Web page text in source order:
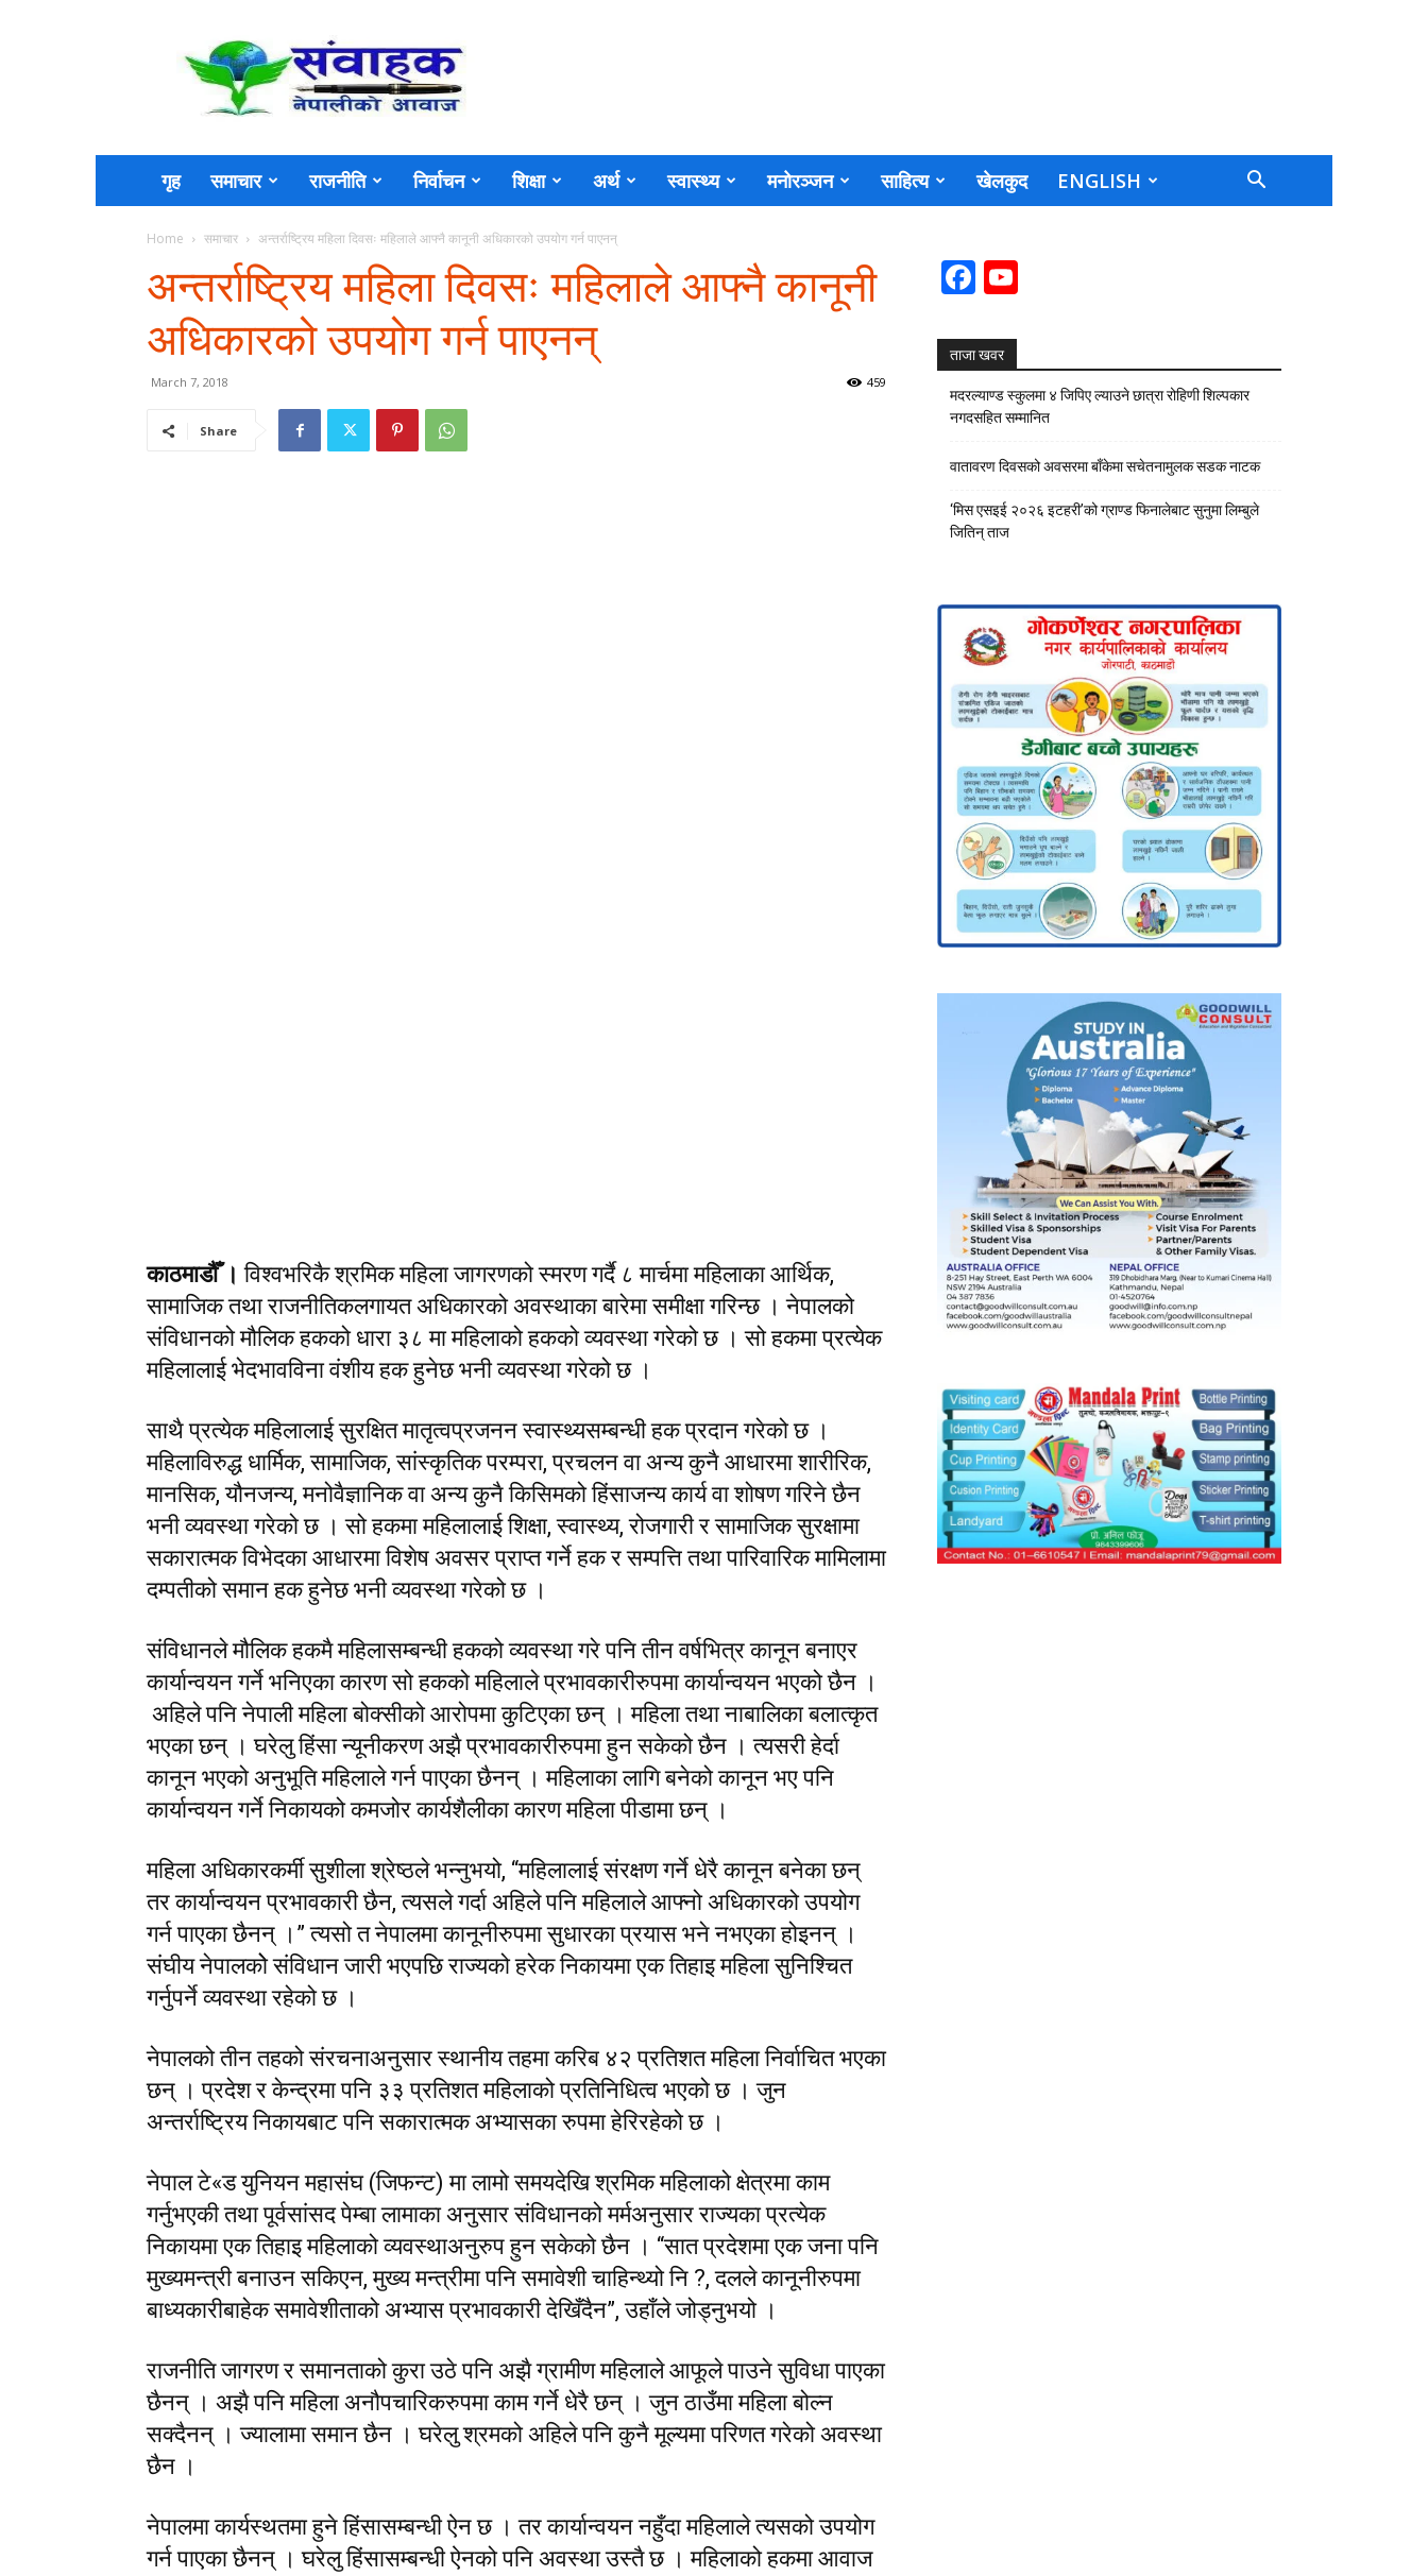
Sambahak
गृह समाचार राजनीति निर्वाचन शिक्षा अर्थ स्वास्थ्य मनोरञ्जन साहित्य खेलकुद ENGLISH
Home समाचार अन्तर्राष्ट्रिय महिला दिवसः महिलाले आफ्नै कानूनी अधिकारको उपयोग गर्न पाएनन्
अन्तर्राष्ट्रिय महिला दिवसः महिलाले आफ्नै कानूनी
अधिकारको उपयोग गर्न पाएनन्
March 7, 2018 459
Share
काठमाडौँ । विश्वभरिकै श्रमिक महिला जागरणको स्मरण गर्दै ८ मार्चमा महिलाका आर्थिक,
सामाजिक तथा राजनीतिकलगायत अधिकारको अवस्थाका बारेमा समीक्षा गरिन्छ । नेपालको
संविधानको मौलिक हकको धारा ३८ मा महिलाको हकको व्यवस्था गरेको छ । सो हकमा प्रत्येक
महिलालाई भेदभावविना वंशीय हक हुनेछ भनी व्यवस्था गरेको छ ।
साथै प्रत्येक महिलालाई सुरक्षित मातृत्वप्रजनन स्वास्थ्यसम्बन्धी हक प्रदान गरेको छ ।
महिलाविरुद्ध धार्मिक, सामाजिक, सांस्कृतिक परम्परा, प्रचलन वा अन्य कुनै आधारमा शारीरिक,
मानसिक, यौनजन्य, मनोवैज्ञानिक वा अन्य कुनै किसिमको हिंसाजन्य कार्य वा शोषण गरिने छैन
भनी व्यवस्था गरेको छ । सो हकमा महिलालाई शिक्षा, स्वास्थ्य, रोजगारी र सामाजिक सुरक्षामा
सकारात्मक विभेदका आधारमा विशेष अवसर प्राप्त गर्ने हक र सम्पत्ति तथा पारिवारिक मामिलामा
दम्पतीको समान हक हुनेछ भनी व्यवस्था गरेको छ ।
संविधानले मौलिक हकमै महिलासम्बन्धी हकको व्यवस्था गरे पनि तीन वर्षभित्र कानून बनाएर
कार्यान्वयन गर्ने भनिएका कारण सो हकको महिलाले प्रभावकारीरुपमा कार्यान्वयन भएको छैन ।
अहिले पनि नेपाली महिला बोक्सीको आरोपमा कुटिएका छन् । महिला तथा नाबालिका बलात्कृत
भएका छन् । घरेलु हिंसा न्यूनीकरण अझै प्रभावकारीरुपमा हुन सकेको छैन । त्यसरी हेर्दा
कानून भएको अनुभूति महिलाले गर्न पाएका छैनन् । महिलाका लागि बनेको कानून भए पनि
कार्यान्वयन गर्ने निकायको कमजोर कार्यशैलीका कारण महिला पीडामा छन् ।
महिला अधिकारकर्मी सुशीला श्रेष्ठले भन्नुभयो, “महिलालाई संरक्षण गर्ने धेरै कानून बनेका छन्
तर कार्यान्वयन प्रभावकारी छैन, त्यसले गर्दा अहिले पनि महिलाले आफ्नो अधिकारको उपयोग
गर्न पाएका छैनन् ।” त्यसो त नेपालमा कानूनीरुपमा सुधारका प्रयास भने नभएका होइनन् ।
संघीय नेपालकोे संविधान जारी भएपछि राज्यको हरेक निकायमा एक तिहाइ महिला सुनिश्चित
गर्नुपर्ने व्यवस्था रहेको छ ।
नेपालको तीन तहको संरचनाअनुसार स्थानीय तहमा करिब ४२ प्रतिशत महिला निर्वाचित भएका
छन् । प्रदेश र केन्द्रमा पनि ३३ प्रतिशत महिलाको प्रतिनिधित्व भएको छ । जुन
अन्तर्राष्ट्रिय निकायबाट पनि सकारात्मक अभ्यासका रुपमा हेरिरहेको छ ।
नेपाल टे«ड युनियन महासंघ (जिफन्ट) मा लामो समयदेखि श्रमिक महिलाको क्षेत्रमा काम
गर्नुभएकी तथा पूर्वसांसद पेम्बा लामाका अनुसार संविधानको मर्मअनुसार राज्यका प्रत्येक
निकायमा एक तिहाइ महिलाको व्यवस्थाअनुरुप हुन सकेको छैन । “सात प्रदेशमा एक जना पनि
मुख्यमन्त्री बनाउन सकिएन, मुख्य मन्त्रीमा पनि समावेशी चाहिन्थ्यो नि ?, दलले कानूनीरुपमा
बाध्यकारीबाहेक समावेशीताको अभ्यास प्रभावकारी देखिँदैन”, उहाँले जोड्नुभयो ।
राजनीति जागरण र समानताको कुरा उठे पनि अझै ग्रामीण महिलाले आफूले पाउने सुविधा पाएका
छैनन् । अझै पनि महिला अनौपचारिकरुपमा काम गर्ने धेरै छन् । जुन ठाउँमा महिला बोल्न
सक्दैनन् । ज्यालामा समान छैन । घरेलु श्रमको अहिले पनि कुनै मूल्यमा परिणत गरेको अवस्था
छैन ।
नेपालमा कार्यस्थतमा हुने हिंसासम्बन्धी ऐन छ । तर कार्यान्वयन नहुँदा महिलाले त्यसको उपयोग
गर्न पाएका छैनन् । घरेलु हिंसासम्बन्धी ऐनको पनि अवस्था उस्तै छ । महिलाको हकमा आवाज
Facebook
ताजा खवर
मदरल्याण्ड स्कुलमा ४ जिपिए ल्याउने छात्रा रोहिणी शिल्पकार
नगदसहित सम्मानित
वातावरण दिवसको अवसरमा बाँकेमा सचेतनामुलक सडक नाटक
‘मिस एसइई २०२६ इटहरी’को ग्राण्ड फिनालेबाट सुनुमा लिम्बुले
जितिन् ताज